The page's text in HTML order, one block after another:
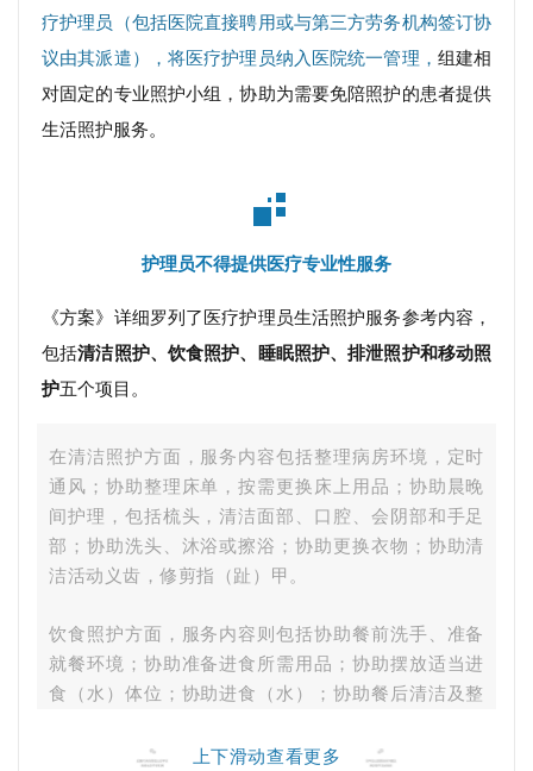
疗护理员（包括医院直接聘用或与第三方劳务机构签订协
议由其派遣），将医疗护理员纳入医院统一管理， 组建相
对固定的专业照护小组，协助为需要免陪照护的患者提供
生活照护服务。
护理员不得提供医疗专业性服务
《方案》详细罗列了医疗护理员生活照护服务参考内容，
包括清洁照护、饮食照护、睡眠照护、排泄照护和移动照
护五个项目。
在清洁照护方面，服务内容包括整理病房环境，定时
通风；协助整理床单，按需更换床上用品；协助晨晚
间护理，包括梳头，清洁面部、口腔、会阴部和手足
部；协助洗头、沐浴或擦浴；协助更换衣物；协助清
洁活动义齿，修剪指（趾）甲。
饮食照护方面，服务内容则包括协助餐前洗手、准备
就餐环境；协助准备进食所需用品；协助摆放适当进
食（水）体位；协助进食（水）；协助餐后清洁及整
上下滑动查看更多